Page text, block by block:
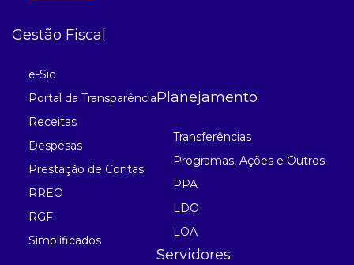
Gestão Fiscal
e-Sic
Portal da Transparência
Receitas
Despesas
Prestação de Contas
RREO
RGF
Simplificados
Planejamento
Transferências
Programas, Ações e Outros
PPA
LDO
LOA
Servidores